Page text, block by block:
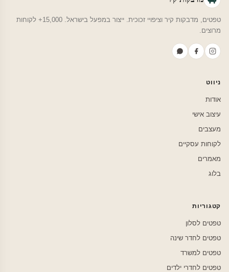
טפטים, מדבקות קיר וציפויי זכוכית. ייצור במפעל בישראל. 15,000+ לקוחות
מרוצים.
ניווט
אודות
עיצוב אישי
מעצבים
לקוחות עסקיים
מאמרים
בלוג
קטגוריות
טפטים לסלון
טפטים לחדר שינה
טפטים למשרד
טפטים לחדרי ילדים